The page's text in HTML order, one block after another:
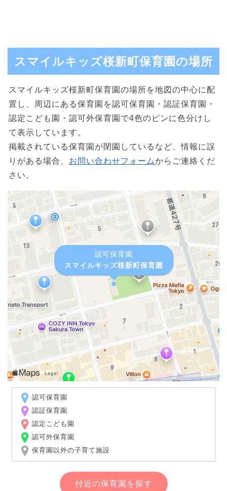
スマイルキッズ桜新町保育園の場所
スマイルキッズ桜新町保育園の場所を地図の中心に配
置し、周辺にある保育園を認可保育園・認証保育園・
認定こども園・認可外保育園で4色のピンに色分けし
て表示しています。
掲載されている保育園が閉園しているなど、情報に誤
りがある場合、 お問い合わせフォームからご連絡くだ
さい。
認可保育園
スマイルキッズ桜新町保育園
認可保育園
認証保育園
認定こども園
認可外保育園
保育園以外の子育て施設
付近の保育園を探す